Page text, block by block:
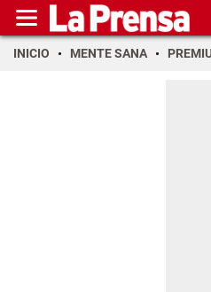
INICIO MENTE SANA